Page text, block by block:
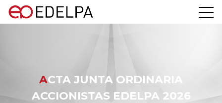
ACTA JUNTA ORDINARIA
ACCIONISTAS EDELPA 2026